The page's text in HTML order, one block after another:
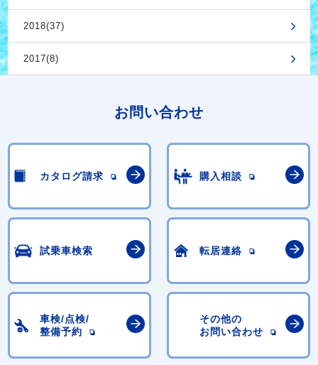
2018(37)
2017(8)
お問い合わせ
カタログ請求 購入相談
試乗車検索 転居連絡
車検/点検/
整備予約
その他の
お問い合わせ